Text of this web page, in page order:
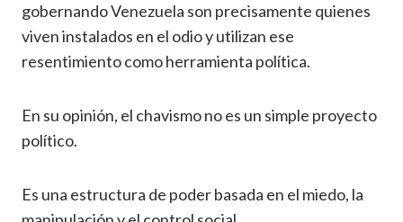
gobernando Venezuela son precisamente quienes
viven instalados en el odio y utilizan ese
resentimiento como herramienta política.
En su opinión, el chavismo no es un simple proyecto
político.
Es una estructura de poder basada en el miedo, la